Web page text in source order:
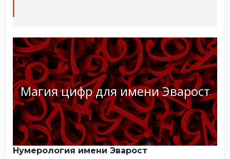
Магия цифр для имени Эварост
Нумерология имени Эварост